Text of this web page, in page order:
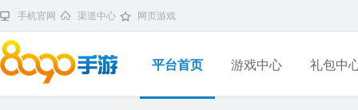
手机官网 渠道中心 网页游戏
平台首页 游戏中心 礼包中